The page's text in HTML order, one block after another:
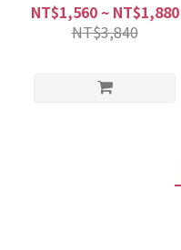
NT$1,560 ~ NT$1,880
NT$3,840